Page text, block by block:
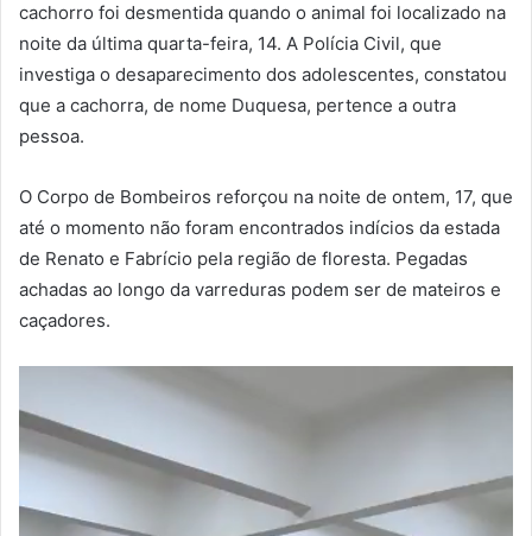
cachorro foi desmentida quando o animal foi localizado na
noite da última quarta-feira, 14. A Polícia Civil, que
investiga o desaparecimento dos adolescentes, constatou
que a cachorra, de nome Duquesa, pertence a outra
pessoa.
O Corpo de Bombeiros reforçou na noite de ontem, 17, que
até o momento não foram encontrados indícios da estada
de Renato e Fabrício pela região de floresta. Pegadas
achadas ao longo da varreduras podem ser de mateiros e
caçadores.